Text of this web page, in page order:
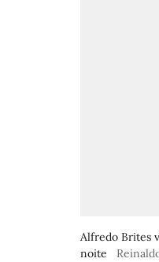
Alfredo Brites
noite